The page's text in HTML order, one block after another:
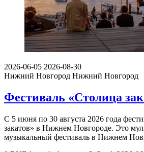
2026-06-05 2026-08-30
Нижний Новгород Нижний Новгород
Фестиваль «Столица
С 5 июня по 30 августа 2026 года
закатов» в Нижнем Новгороде. Это
музыкальный фестиваль в Нижнем